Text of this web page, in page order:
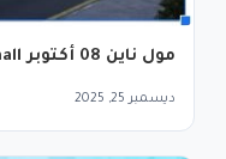
مول ناين 08 أكتوبر nine 08 mall
ديسمبر 25, 2025